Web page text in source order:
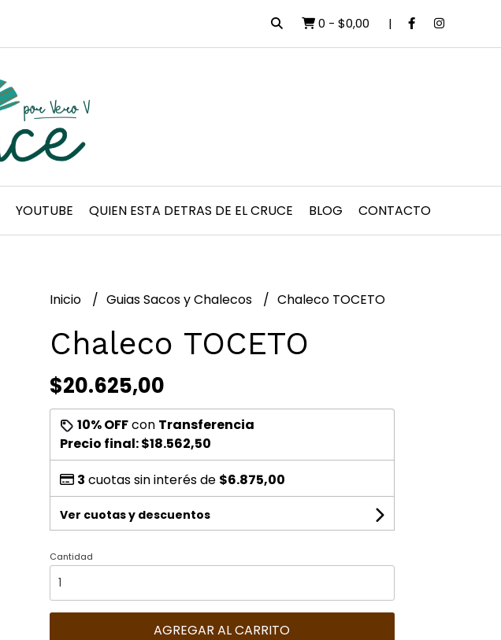
0 - $0,00
YOUTUBE QUIEN ESTA DETRAS DE EL CRUCE BLOG CONTACTO
Inicio Guias Sacos y Chalecos Chaleco TOCETO
Chaleco TOCETO
$20.625,00
10% OFFcon Transferencia
Precio final:$18.562,50
3 cuotas sin interés de $6.875,00
Ver cuotas y descuentos
Cantidad
AGREGAR AL CARRITO